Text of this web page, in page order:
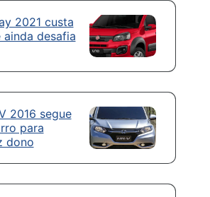
2021 custa
ainda desafia
2016 segue
para
dono